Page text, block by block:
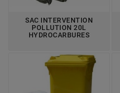
SAC INTERVENTION
POLLUTION 20L
HYDROCARBURES